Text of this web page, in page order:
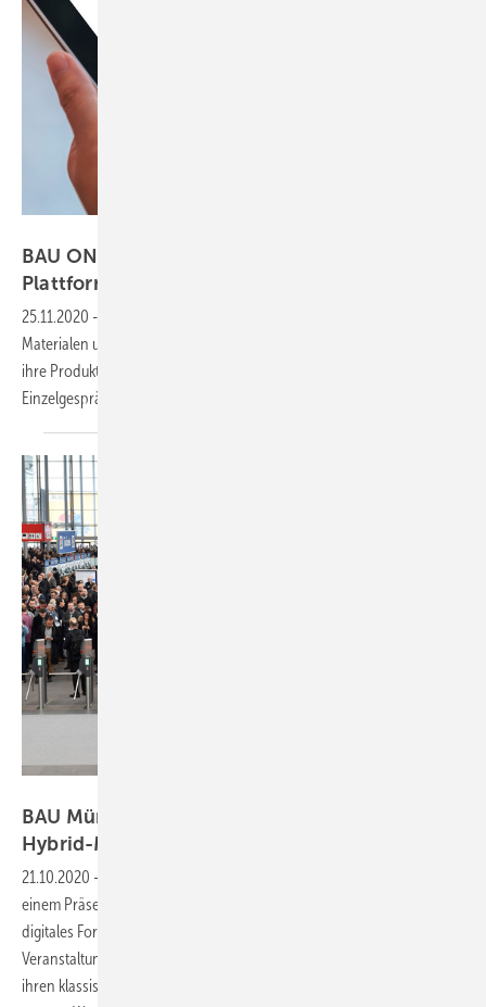
BAU ONLINE im Januar: Digitale Informations-
Plattform und fachlicher
25.11.2020 -
Materialen und Systeme. Von 13. bis 15. Januar präsentieren Aussteller
ihre Produkte und Lösungen und bieten auch virtuelle
Einzelgespräche
BAU München: Rückzieher von der
Hybrid-Messe-Idee
21.10.2020 -
einem Präsenzangebot im nächsten Jahr und wird jetzt nur noch als
digitales Format umgesetzt. Die parallel angedachte Präsenz-
Veranstaltung wurde abgesagt, nachdem die Messe am 30.09. bereits
ihren klassischen Betrieb auf dem Gelände coronabedingt absagen